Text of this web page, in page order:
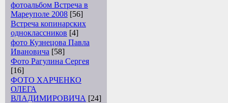
фотоальбом Встреча в
Мареуполе 2008 [56]
Встреча копинарских
одноклассников [4]
фото Кузнецова Павла
Ивановича [58]
Фото Рагулина Сергея
[16]
ФОТО ХАРЧЕНКО
ОЛЕГА
ВЛАДИМИРОВИЧА [24]